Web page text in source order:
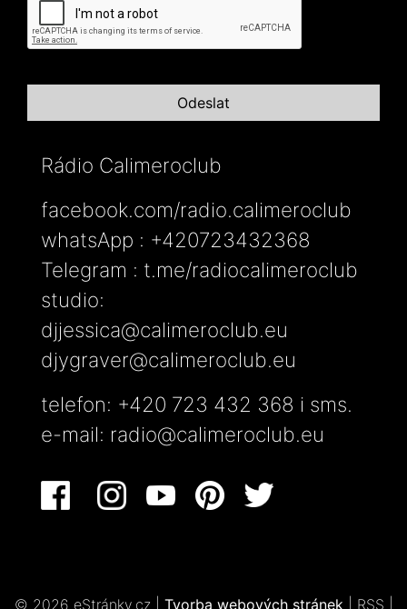
Rádio Calimeroclub
facebook.com/radio.calimeroclub
whatsApp : +420723432368
Telegram : t.me/radiocalimeroclub
studio:
djjessica@calimeroclub.eu
djygraver@calimeroclub.eu
telefon: +420 723 432 368 i sms.
e-mail: radio@calimeroclub.eu
© 2026 eStránky.cz Tvorba webových stránek RSS